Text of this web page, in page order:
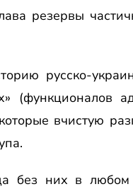
резервы
русско-
вчистую
без них в